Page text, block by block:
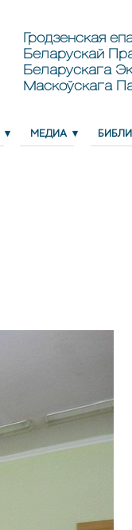
Гродзенская
Беларускай
Беларускага
Маскоўскага
МЕДИА